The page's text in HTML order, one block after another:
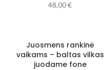
48,00€
Juosmens rankinė
vaikams – baltas vilkas
juodame fone